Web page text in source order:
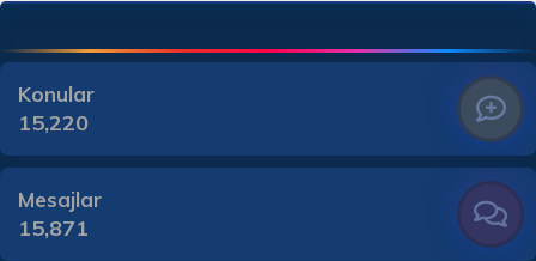
Konular
15,220
Mesajlar
15,871